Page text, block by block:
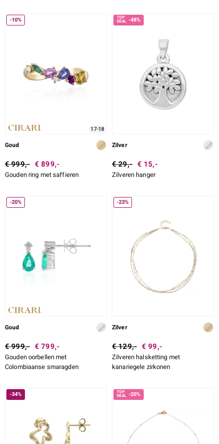
-10%
17-18
Goud
€ 999,- € 899,-
Gouden ring met saffieren
-48%
Zilver
€ 29,- € 15,-
Zilveren hanger
-20%
Goud
€ 999,- € 799,-
Gouden oorbellen met
Colombiaanse smaragden
-23%
Zilver
€ 129,- € 99,-
Zilveren halsketting met
kanariegele zirkonen
-34% -20%